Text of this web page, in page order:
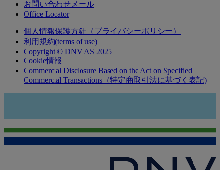
お問い合わせメール
Office Locator
個人情報保護方針（プライバシーポリシー）
利用規約(terms of use)
Copyright © DNV AS 2025
Cookie情報
Commercial Disclosure Based on the Act on Specified
Commercial Transactions（特定商取引法に基づく表記)